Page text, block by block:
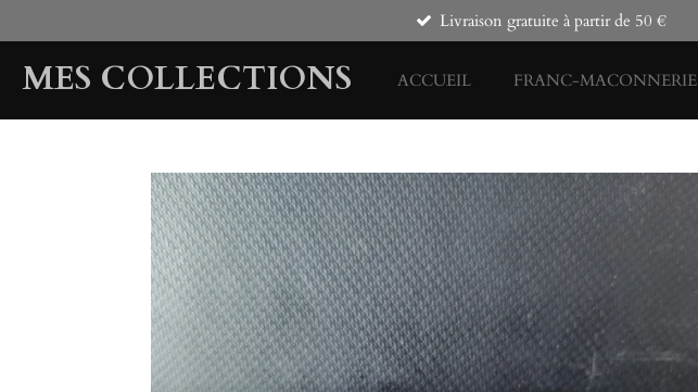
au
contenu
principal
Livraison gratuite à partir de 50 €
MES COLLECTIONS ACCUEIL FRANC-MACONNERIE